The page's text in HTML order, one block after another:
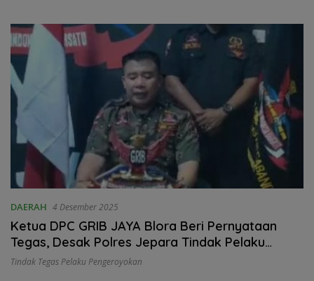
DAERAH 4 Desember 2025
Ketua DPC GRIB JAYA Blora Beri Pernyataan
Tegas, Desak Polres Jepara Tindak Pelaku
Pengeroyokan
Tindak Tegas Pelaku Pengeroyokan